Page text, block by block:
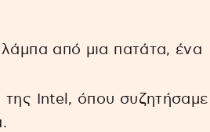
από μια πατάτα, ένα
της Intel, όπου συζητήσαμε